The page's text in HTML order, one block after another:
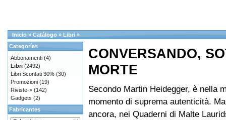
Inicio » Catálogo » Libri »
CONVERSANDO,
MORTE
Secondo Martin Heidegger, è nella
momento di suprema autenticità.
ancora, nei Quaderni di Malte
Categorías
Abbonamenti (4)
Libri (2492)
Libri Scontati 30% (30)
Promozioni (19)
Riviste-> (142)
Gadgets (2)
Fabricantes